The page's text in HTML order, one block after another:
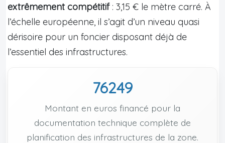
extrêmement compétitif: 3,15 € le mètre carré. À
l’échelle européenne, il s’agit d’un niveau quasi
dérisoire pour un foncier disposant déjà de
l’essentiel des infrastructures.
76249
Montant en euros financé pour la
documentation technique complète de
planification des infrastructures de la zone.